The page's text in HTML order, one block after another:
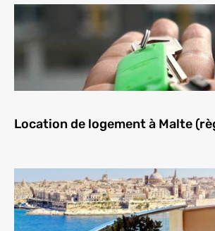
Location de logement à Malte